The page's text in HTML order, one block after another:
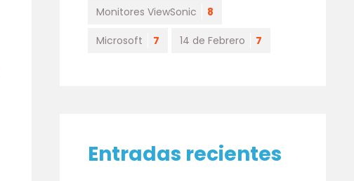
Monitores ViewSonic 8
Microsoft 7 14 de Febrero 7
Entradas recientes